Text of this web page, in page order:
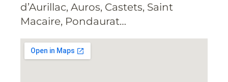
d’Aurillac, Auros, Castets, Saint
Macaire, Pondaurat…